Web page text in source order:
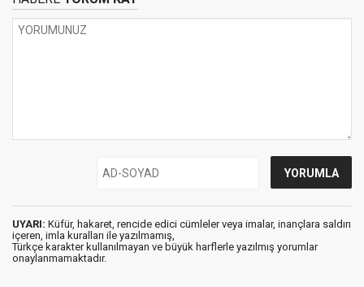
UYARI: Küfür, hakaret, rencide edici cümleler veya imalar, inançlara saldırı
içeren, imla kuralları ile yazılmamış,
Türkçe karakter kullanılmayan ve büyük harflerle yazılmış yorumlar
onaylanmamaktadır.